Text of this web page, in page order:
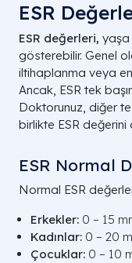
ESR
ESR değerleri, yaşa
gösterebilir. Genel
iltihaplanma veya
Ancak, ESR tek
Doktorunuz, diğer
birlikte ESR değerini
ESR Normal
Normal ESR
Erkekler: 0 – 15
Kadınlar: 0 – 20
Çocuklar: 0 – 10